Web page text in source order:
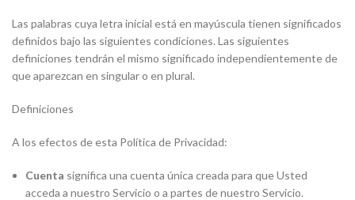
Las palabras cuya letra inicial está en mayúscula tienen significados
definidos bajo las siguientes condiciones. Las siguientes
definiciones tendrán el mismo significado independientemente de
que aparezcan en singular o en plural.
Definiciones
A los efectos de esta Política de Privacidad:
Cuenta significa una cuenta única creada para que Usted
acceda a nuestro Servicio o a partes de nuestro Servicio.